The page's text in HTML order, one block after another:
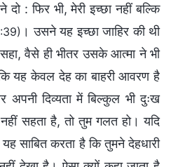
: फिर भी, मेरी इच्छा नहीं बल्कि
। उसने यह इच्छा जाहिर की थी
वैसे ही भीतर उसके आत्मा ने भी
यह केवल देह का बाहरी आवरण है
अपनी दिव्यता में बिल्कुल भी दुःख
सहता है, तो तुम गलत हो। यदि
साबित करता है कि तुमने देहधारी